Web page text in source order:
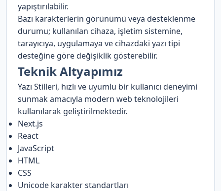
yapıştırılabilir.
Bazı karakterlerin görünümü veya desteklenme
durumu; kullanılan cihaza, işletim sistemine,
tarayıcıya, uygulamaya ve cihazdaki yazı tipi
desteğine göre değişiklik gösterebilir.
Teknik Altyapımız
Yazı Stilleri, hızlı ve uyumlu bir kullanıcı deneyimi
sunmak amacıyla modern web teknolojileri
kullanılarak geliştirilmektedir.
Next.js
React
JavaScript
HTML
CSS
Unicode karakter standartları